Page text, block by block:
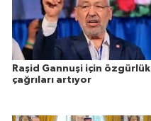
Raşid Gannuşi için özgürlük
çağrıları artıyor